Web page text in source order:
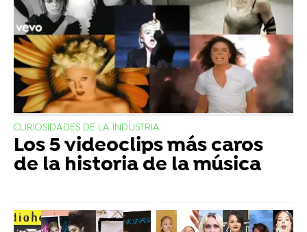
CURIOSIDADES DE LA INDUSTRIA
Los 5 videoclips más caros
de la historia de la música